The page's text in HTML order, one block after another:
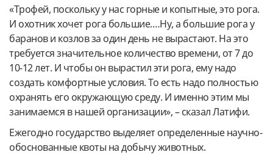
«Трофей, поскольку у нас горные и копытные, это рога.
И охотник хочет рога большие.…Ну, а большие рога у
баранов и козлов за один день не вырастают. На это
требуется значительное количество времени, от 7 до
10-12 лет. И чтобы он вырастил эти рога, ему надо
создать комфортные условия. То есть надо полностью
охранять его окружающую среду. И именно этим мы
занимаемся в нашей организации», – сказал Латифи.
Ежегодно государство выделяет определенные научно-
обоснованные квоты на добычу животных.